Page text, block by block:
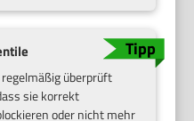
überprüft
sie korrekt
oder nicht mehr